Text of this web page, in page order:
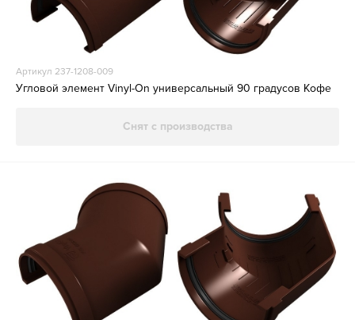
Артикул 237-1208-009
Угловой элемент Vinyl-On универсальный 90 градусов Кофе
Снят с производства